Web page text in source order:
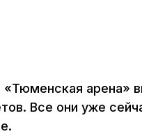
арена»
Все они уже